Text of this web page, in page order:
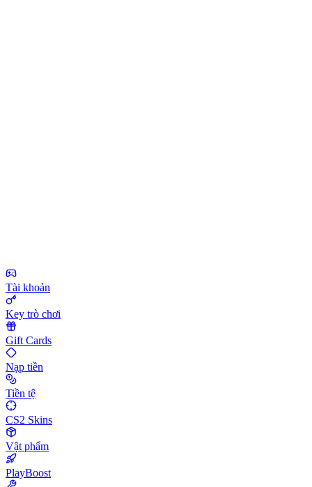
Tài khoản
Key trò chơi
Gift Cards
Nạp tiền
Tiền tệ
CS2 Skins
Vật phẩm
PlayBoost